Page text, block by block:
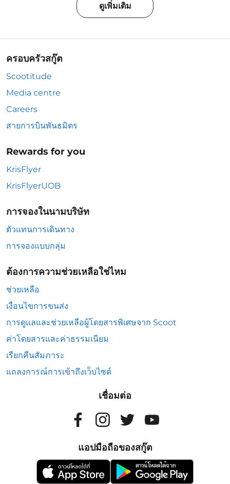
ดูเพิ่มเติม
ครอบครัวสกู๊ต
Scootitude
Media centre
Careers
สายการบินพันธมิตร
Rewards for you
KrisFlyer
KrisFlyerUOB
การจองในนามบริษัท
ตัวแทนการเดินทาง
การจองแบบกลุ่ม
ต้องการความช่วยเหลือใช่ไหม
ช่วยเหลือ
เงื่อนไขการขนส่ง
การดูแลและช่วยเหลือผู้โดยสารพิเศษจาก Scoot
ค่าโดยสารและค่าธรรมเนียม
เรียกคืนสัมภาระ
แถลงการณ์การเข้าถึงเว็บไซต์
เชื่อมต่อ
แอปมือถือของสกู๊ต